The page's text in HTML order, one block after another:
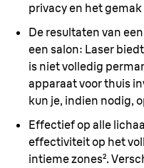
privacy en het gemak
De resultaten van
een salon: Laser
is niet volledig
apparaat voor thuis
kun je, indien nodig,
Effectief op alle
effectiviteit op het
intieme zones².